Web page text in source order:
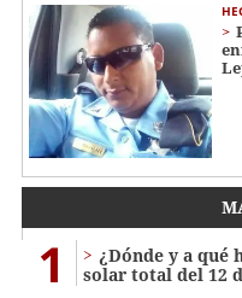
1
¿Dónde y a qué
solar total del 12